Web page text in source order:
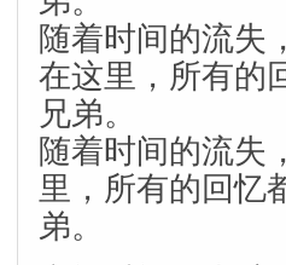
随着时间的流失
在这里，所有的
兄弟。
随着时间的流失
里，所有的回忆
弟。